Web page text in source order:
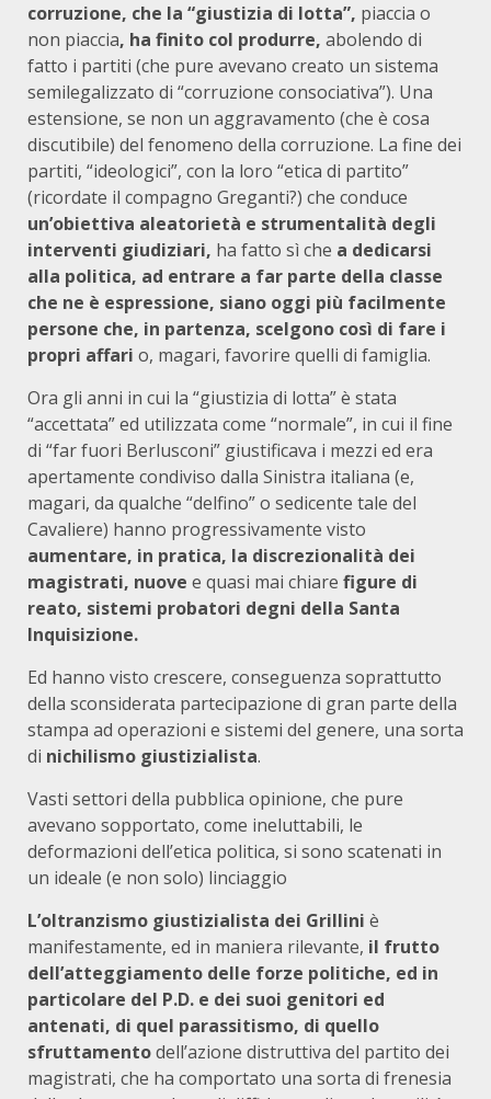
corruzione, che la “giustizia di lotta”, piaccia o
non piaccia, ha finito col produrre, abolendo di
fatto i partiti (che pure avevano creato un sistema
semilegalizzato di “corruzione consociativa”). Una
estensione, se non un aggravamento (che è cosa
discutibile) del fenomeno della corruzione. La fine dei
partiti, “ideologici”, con la loro “etica di partito”
(ricordate il compagno Greganti?) che conduce
un’obiettiva aleatorietà e strumentalità degli
interventi giudiziari, ha fatto sì che a dedicarsi
alla politica, ad entrare a far parte della classe
che ne è espressione, siano oggi più facilmente
persone che, in partenza, scelgono così di fare i
propri affari o, magari, favorire quelli di famiglia.
Ora gli anni in cui la “giustizia di lotta” è stata
“accettata” ed utilizzata come “normale”, in cui il fine
di “far fuori Berlusconi” giustificava i mezzi ed era
apertamente condiviso dalla Sinistra italiana (e,
magari, da qualche “delfino” o sedicente tale del
Cavaliere) hanno progressivamente visto
aumentare, in pratica, la discrezionalità dei
magistrati, nuove e quasi mai chiare figure di
reato, sistemi probatori degni della Santa
Inquisizione.
Ed hanno visto crescere, conseguenza soprattutto
della sconsiderata partecipazione di gran parte della
stampa ad operazioni e sistemi del genere, una sorta
di nichilismo giustizialista.
Vasti settori della pubblica opinione, che pure
avevano sopportato, come ineluttabili, le
deformazioni dell’etica politica, si sono scatenati in
un ideale (e non solo) linciaggio
L’oltranzismo giustizialista dei Grillini è
manifestamente, ed in maniera rilevante, il frutto
dell’atteggiamento delle forze politiche, ed in
particolare del P.D. e dei suoi genitori ed
antenati, di quel parassitismo, di quello
sfruttamentodell’azione distruttiva del partito dei
magistrati, che ha comportato una sorta di frenesia